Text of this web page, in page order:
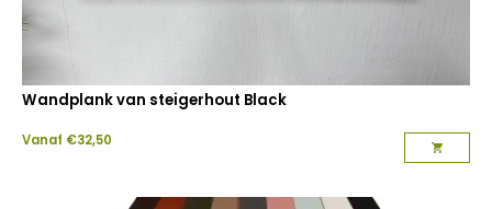
Wandplank van steigerhout Black
Vanaf €32,50